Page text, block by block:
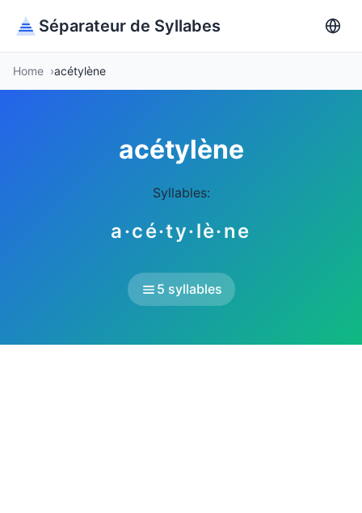
Séparateur de Syllabes
Home acétylène
acétylène
Syllables:
a·cé·ty·lè·ne
5 syllables